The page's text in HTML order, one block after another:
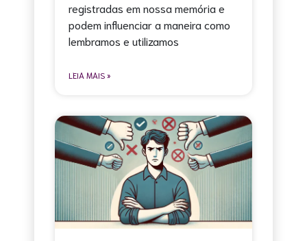
registradas em nossa memória e
podem influenciar a maneira como
lembramos e utilizamos
LEIA MAIS »